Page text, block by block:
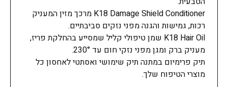
K18 Damage Shield Conditioner מרכך מזין המעניק
רכות, גמישות והגנה מפני נזקים סביבתיים.
K18 Hair Oil שמן טיפולי קליל שמסייע בהחלקת פריז,
מעניק ברק ומגן מפני נזקי חום עד 230°.
תיק פרימיום במתנה תיק שימושי ואסתטי לאחסון כל
מוצרי הטיפוח שלך.